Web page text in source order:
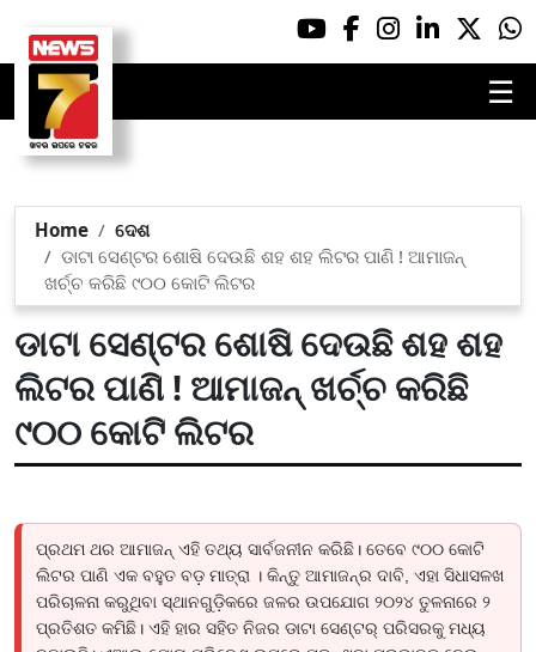
☰
Home
ଦେଶ
ଡାଟା ସେଣ୍ଟର ଶୋଷି ଦେଉଛି ଶହ ଶହ ଲିଟର ପାଣି ! ଆମାଜନ୍
ଖର୍ଚ୍ଚ କରିଛି ୯୦୦ କୋଟି ଲିଟର
ଡାଟା ସେଣ୍ଟର ଶୋଷି ଦେଉଛି ଶହ ଶହ
ଲିଟର ପାଣି ! ଆମାଜନ୍ ଖର୍ଚ୍ଚ କରିଛି
୯୦୦ କୋଟି ଲିଟର
ପ୍ରଥମ ଥର ଆମାଜନ୍ ଏହି ତଥ୍ୟ ସାର୍ବଜନୀନ କରିଛି। ତେବେ ୯୦୦ କୋଟି
ଲିଟର ପାଣି ଏକ ବହୁତ ବଡ଼ ମାତ୍ରା । କିନ୍ତୁ ଆମାଜନ୍ର ଦାବି, ଏହା ସିଧାସଳଖ
ପରିଚାଳନା କରୁଥିବା ସ୍ଥାନଗୁଡ଼ିକରେ ଜଳର ଉପଯୋଗ ୨୦୨୪ ତୁଳନାରେ ୨
ପ୍ରତିଶତ କମିଛି। ଏହି ହାର ସହିତ ନିଜର ଡାଟା ସେଣ୍ଟର୍ ପରିସରକୁ ମଧ୍ୟ